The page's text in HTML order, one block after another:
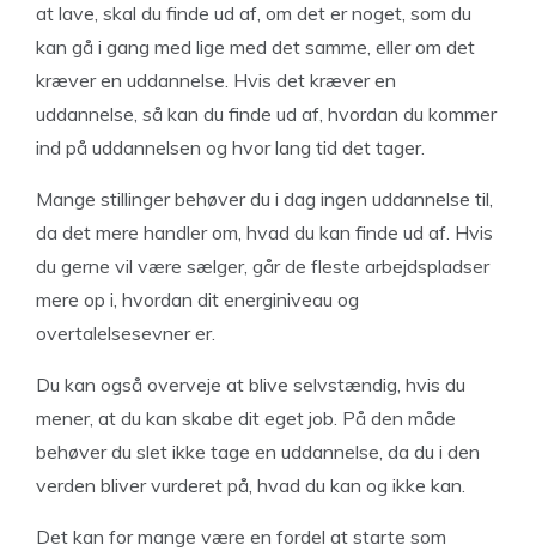
at lave, skal du finde ud af, om det er noget, som du
kan gå i gang med lige med det samme, eller om det
kræver en uddannelse. Hvis det kræver en
uddannelse, så kan du finde ud af, hvordan du kommer
ind på uddannelsen og hvor lang tid det tager.
Mange stillinger behøver du i dag ingen uddannelse til,
da det mere handler om, hvad du kan finde ud af. Hvis
du gerne vil være sælger, går de fleste arbejdspladser
mere op i, hvordan dit energiniveau og
overtalelsesevner er.
Du kan også overveje at blive selvstændig, hvis du
mener, at du kan skabe dit eget job. På den måde
behøver du slet ikke tage en uddannelse, da du i den
verden bliver vurderet på, hvad du kan og ikke kan.
Det kan for mange være en fordel at starte som